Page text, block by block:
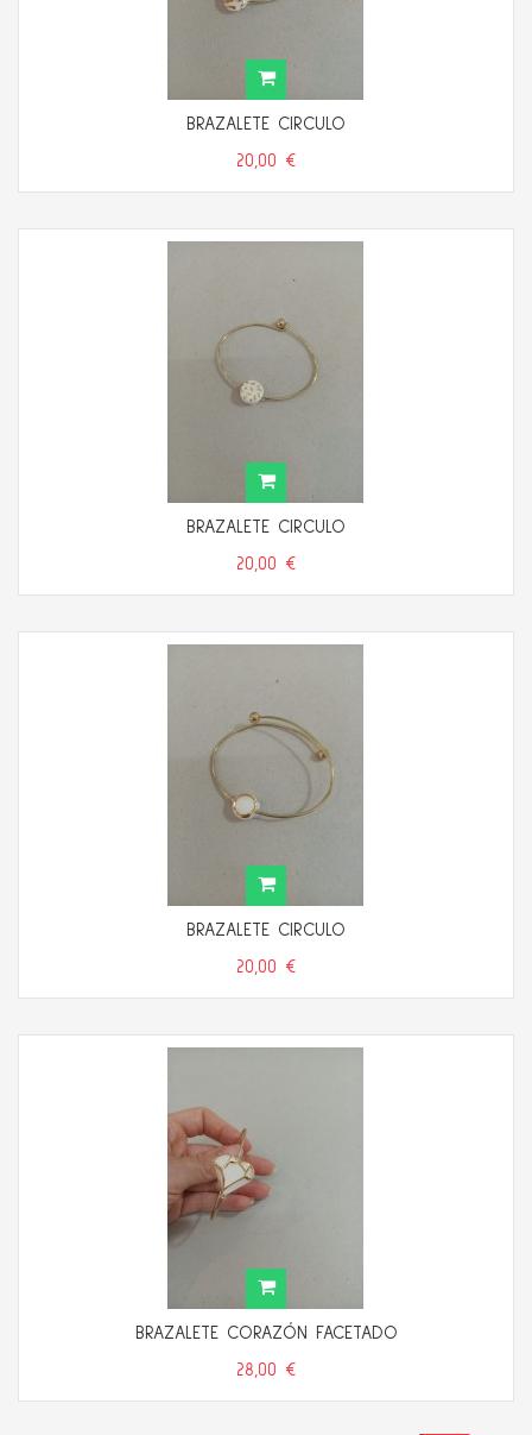
BRAZALETE CIRCULO
20,00 €
BRAZALETE CIRCULO
20,00 €
BRAZALETE CIRCULO
20,00 €
BRAZALETE CORAZÓN FACETADO
28,00 €